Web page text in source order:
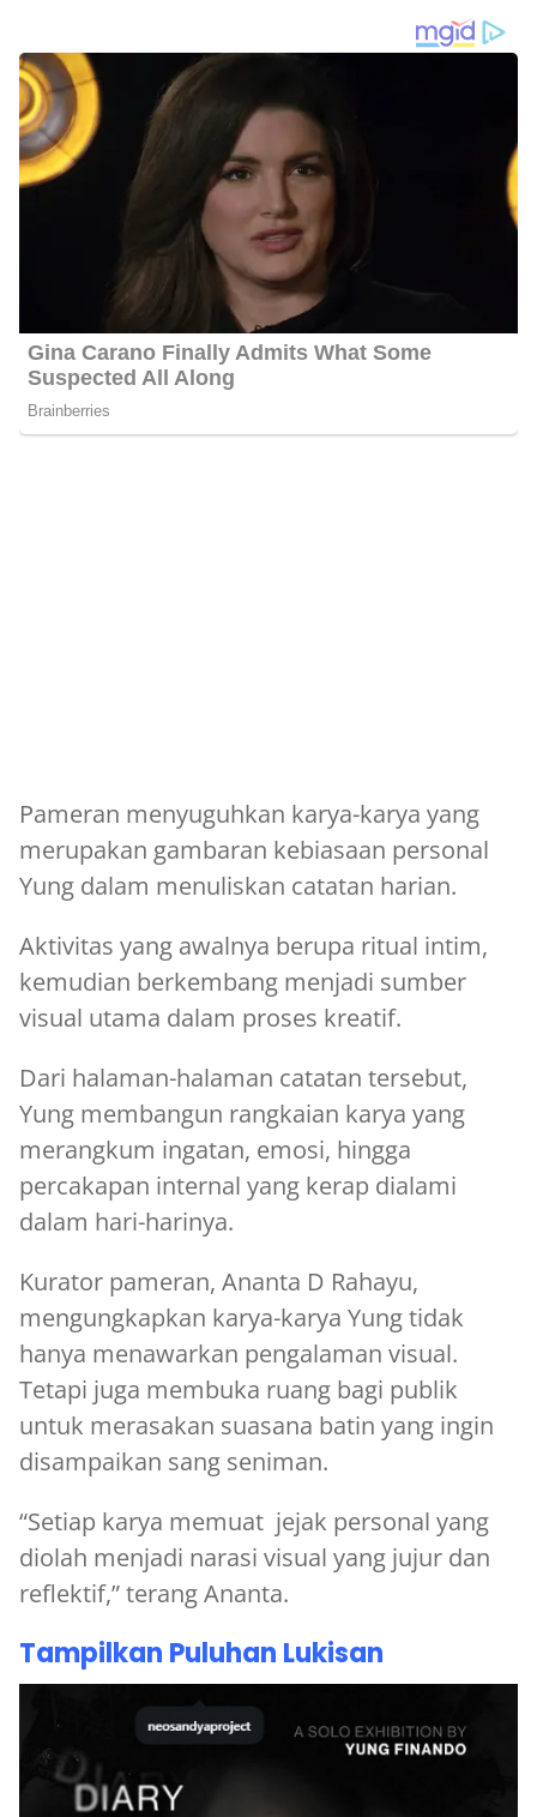
Pameran menyuguhkan karya-karya yang
merupakan gambaran kebiasaan personal
Yung dalam menuliskan catatan harian.
Aktivitas yang awalnya berupa ritual intim,
kemudian berkembang menjadi sumber
visual utama dalam proses kreatif.
Dari halaman-halaman catatan tersebut,
Yung membangun rangkaian karya yang
merangkum ingatan, emosi, hingga
percakapan internal yang kerap dialami
dalam hari-harinya.
Kurator pameran, Ananta D Rahayu,
mengungkapkan karya-karya Yung tidak
hanya menawarkan pengalaman visual.
Tetapi juga membuka ruang bagi publik
untuk merasakan suasana batin yang ingin
disampaikan sang seniman.
“Setiap karya memuat jejak personal yang
diolah menjadi narasi visual yang jujur dan
reflektif,” terang Ananta.
Tampilkan Puluhan Lukisan